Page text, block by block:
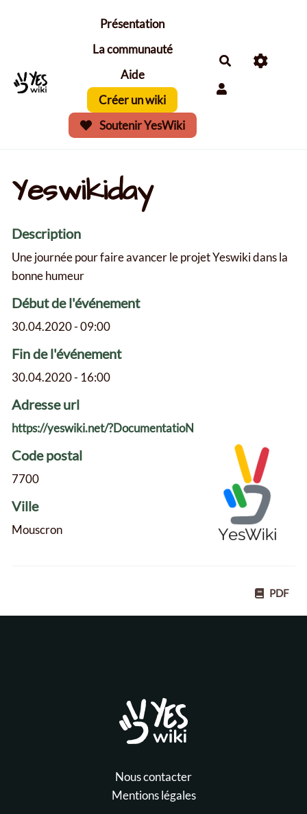
Aller au contenu principal
Présentation
La communauté
Aide
Créer un wiki
Soutenir YesWiki
Yeswikiday
Description
Une journée pour faire avancer le projet Yeswiki dans la
bonne humeur
Début de l'événement
30.04.2020 - 09:00
Fin de l'événement
30.04.2020 - 16:00
Adresse url
https://yeswiki.net/?DocumentatioN
Code postal
7700
Ville
Mouscron
PDF
Nous contacter
Mentions légales